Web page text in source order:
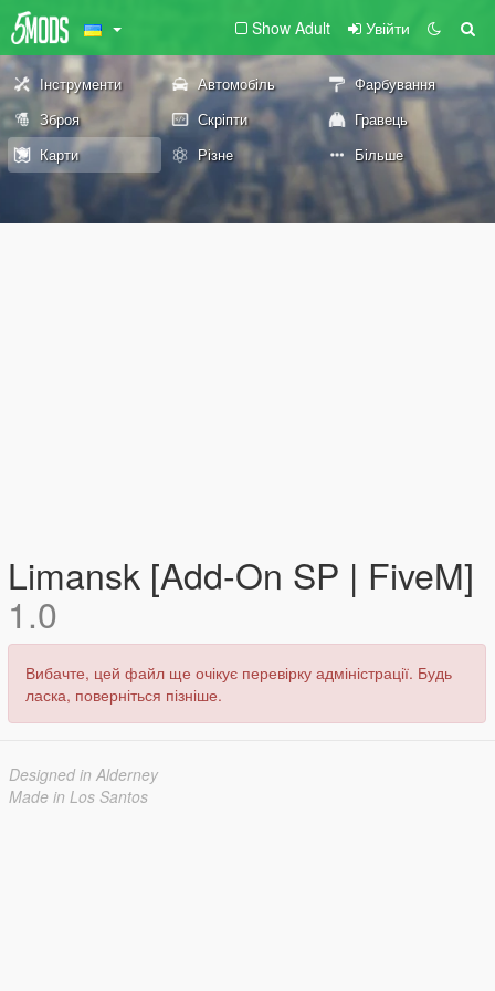
Show Adult Увійти
Інструменти Автомобіль
Фарбування
Зброя
Скріпти
Гравець
Карти
Різне Більше
Limansk [Add-On SP | FiveM]
1.0
Вибачте, цей файл ще очікує перевірку адміністрації. Будь
ласка, поверніться пізніше.
Designed in Alderney
Made in Los Santos